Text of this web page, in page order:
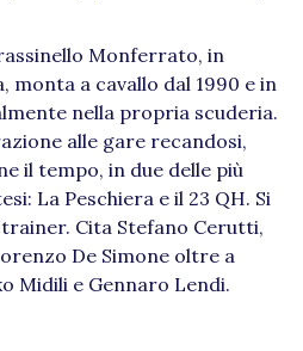
Monferrato, in
monta a cavallo dal 1990 e in
nella propria scuderia.
alle gare recandosi,
il tempo, in due delle più
La Peschiera e il 23 QH. Si
Cita Stefano Cerutti,
De Simone oltre a
Midili e Gennaro Lendi.